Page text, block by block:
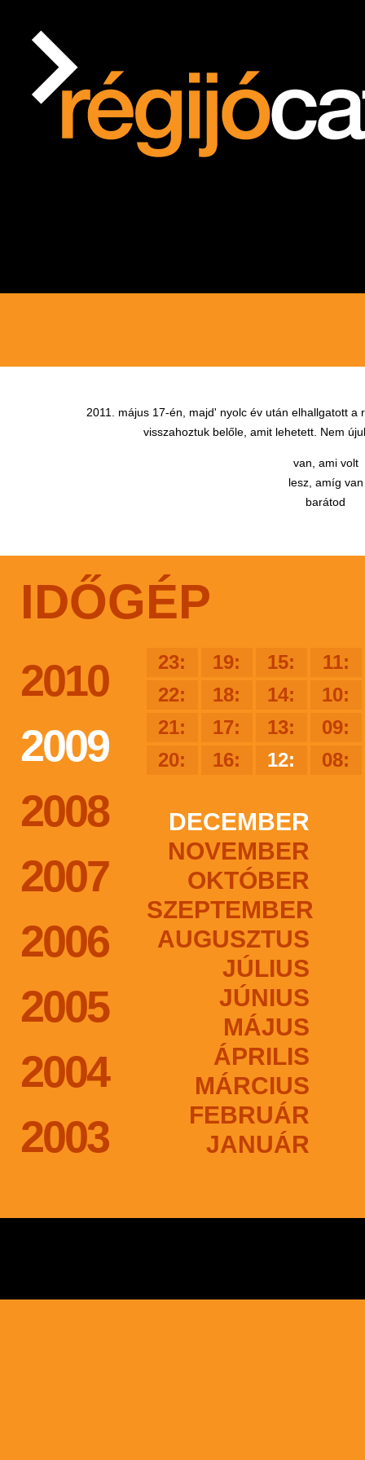
2011. május 17-én, majd' nyolc év után elhallgatott
visszahoztuk belőle, amit lehetett. Nem
van, ami volt
lesz, amíg van
barátod
IDŐGÉP
2010
2009
2008
2007
2006
2005
2004
2003
23: 19: 15:
11:
22:
18: 14:
10:
21:
17: 13:
09:
20:
16: 12: 08:
DECEMBER
NOVEMBER
OKTÓBER
SZEPTEMBER
AUGUSZTUS
JÚLIUS
JÚNIUS
MÁJUS
ÁPRILIS
MÁRCIUS
FEBRUÁR
JANUÁR